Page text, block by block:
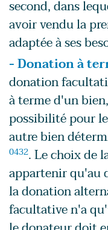
second, dans
avoir vendu la
adaptée à ses
- Donation à
donation
à terme d'un
possibilité pour
autre bien
0432. Le choix de
appartenir qu'au
la donation
facultative n'a